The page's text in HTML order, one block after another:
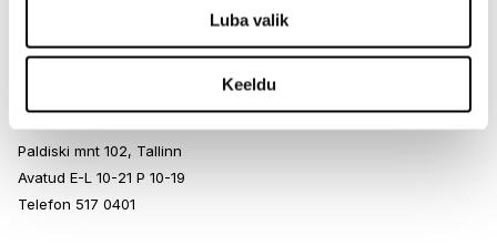
Luba valik
Keeldu
Paldiski mnt 102, Tallinn
Avatud E-L 10-21 P 10-19
Telefon 517 0401